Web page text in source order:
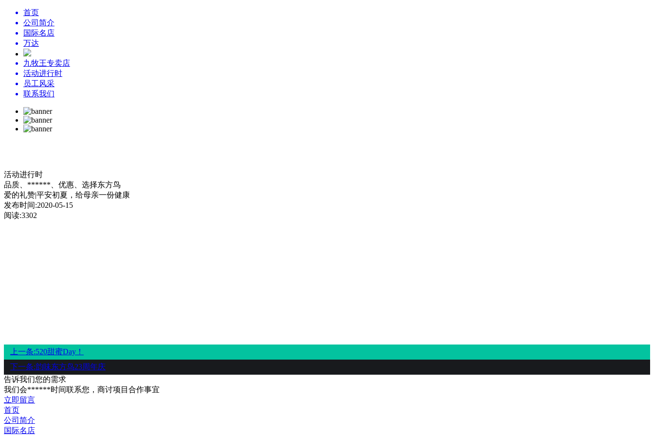
首页
公司简介
国际名店
万达
九牧王专卖店
活动进行时
员工风采
联系我们
活动进行时
品质、******、优惠、 选择东方鸟
爱的礼赞|平安初夏，给母亲一份健康
发布时间:2020-05-15
阅读:3302
上一条:​520甜蜜Day！
下一条:韵味东方鸟23周年庆
告诉我们您的需求
我们会******时间联系您，商讨项目合作事宜
立即留言
首页
公司简介
国际名店